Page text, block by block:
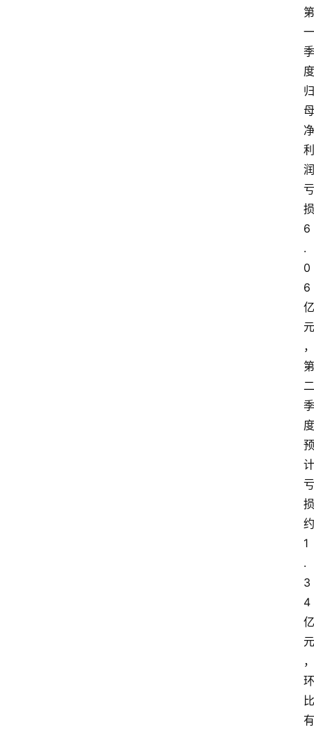
第
一
季
度
归
母
净
利
润
亏
损
6
.
0
6
亿
元
，
第
二
季
度
预
计
亏
损
约
1
.
3
4
亿
元
，
环
比
有